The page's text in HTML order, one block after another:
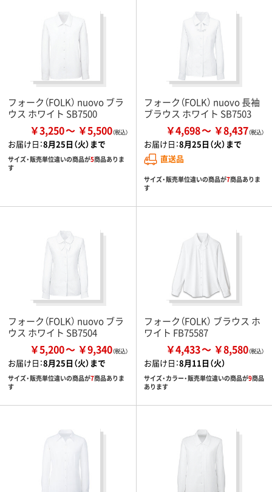
フォーク（FOLK） nuovo ブラ
ウス ホワイト SB7500
￥3,250 ￥5,500
お届け日：8月25日（火）まで
サイズ・販売単位違いの商品が5商品ありま
す
フォーク（FOLK） nuovo 長袖
ブラウス ホワイト SB7503
￥4,698 ￥8,437
お届け日：8月25日（火）まで
直送品
サイズ・販売単位違いの商品が7商品ありま
す
フォーク（FOLK） nuovo ブラ
ウス ホワイト SB7504
￥5,200 ￥9,340
お届け日：8月25日（火）まで
サイズ・販売単位違いの商品が7商品ありま
す
フォーク（FOLK） ブラウス ホ
ワイト FB75587
￥4,433 ￥8,580
お届け日：8月11日（火）
サイズ・カラー・販売単位違いの商品が9商品
あります